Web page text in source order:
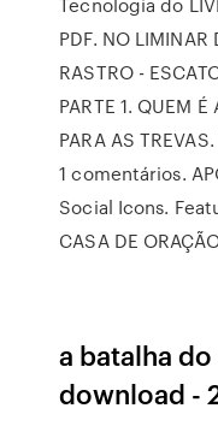
PDF. NO LIMINAR
RASTRO -
PARTE 1. QUEM É
PARA AS
1 comentários.
Social Icons.
CASA DE
a batalha
download -